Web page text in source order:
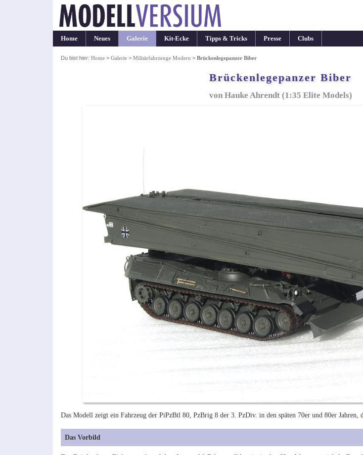
Home Neues Galerie Kit-Ecke Tipps & Tricks Presse Clubs
Du bist hier: Home> Galerie> Militärfahrzeuge Modern > Brückenlegepanzer Biber
Brückenlegepanzer Biber
von Hauke Ahrendt (1:35 Elite Models)
Das Modell zeigt ein Fahrzeug der PiPzBtl 80, PzBrig 8 der 3. PzDiv. in den späten 70er und 80er Jahren,
Das Vorbild